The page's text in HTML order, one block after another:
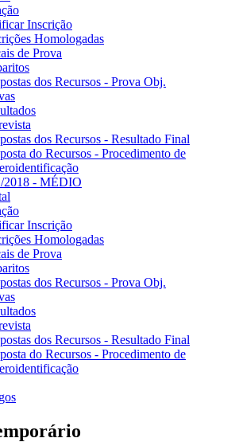
Inscrição
Homologadas
de Prova
dos Recursos - Prova Obj.
dos Recursos - Resultado Final
do Recursos - Procedimento de
2018 - MÉDIO
Inscrição
Homologadas
de Prova
dos Recursos - Prova Obj.
dos Recursos - Resultado Final
do Recursos - Procedimento de